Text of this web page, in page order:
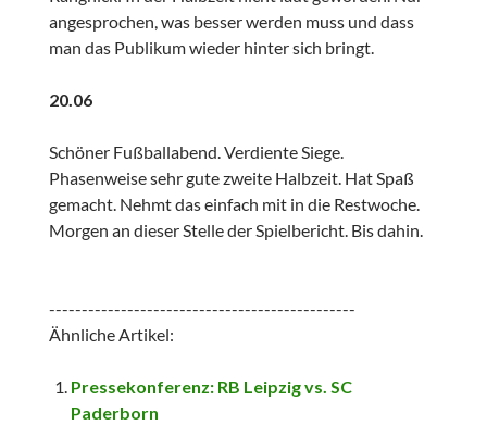
angesprochen, was besser werden muss und dass
man das Publikum wieder hinter sich bringt.
20.06
Schöner Fußballabend. Verdiente Siege.
Phasenweise sehr gute zweite Halbzeit. Hat Spaß
gemacht. Nehmt das einfach mit in die Restwoche.
Morgen an dieser Stelle der Spielbericht. Bis dahin.
-----------------------------------------------
Ähnliche Artikel:
Pressekonferenz: RB Leipzig vs. SC
Paderborn